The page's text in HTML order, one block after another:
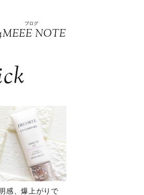
ブログ
NOTE
感、爆上がりで